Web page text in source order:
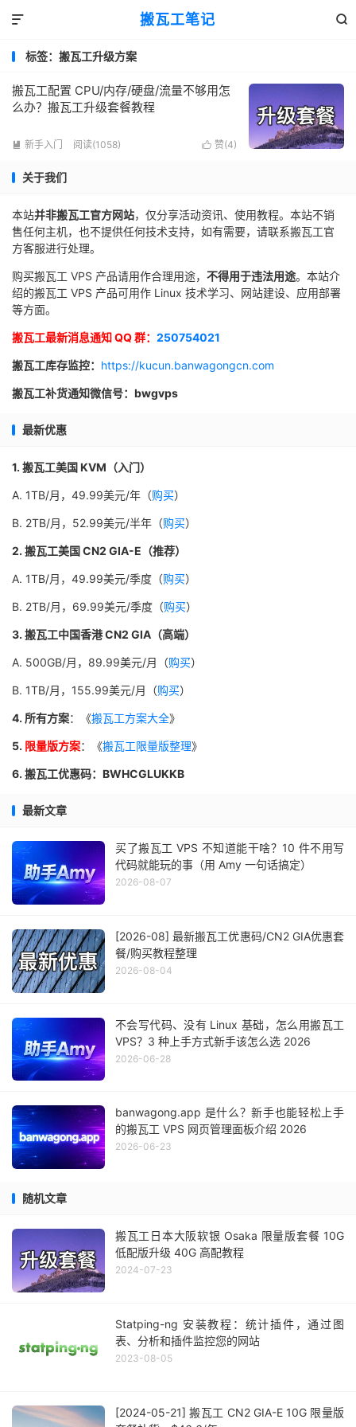
搬瓦工笔记 

标签：搬瓦工升级方案
搬瓦工配置 CPU/内存/硬盘/流量不够用怎
么办？搬瓦工升级套餐教程
 新手入门 阅读(1058)  赞(4)
关于我们
本站并非搬瓦工官方网站，仅分享活动资讯、使用教程。本站不销
售任何主机，也不提供任何技术支持，如有需要，请联系搬瓦工官
方客服进行处理。
购买搬瓦工 VPS 产品请用作合理用途， 不得用于违法用途。本站介
绍的搬瓦工 VPS 产品可用作 Linux 技术学习、网站建设、应用部署
等方面。
搬瓦工最新消息通知 QQ 群： 250754021
搬瓦工库存监控： https://kucun.banwagongcn.com
搬瓦工补货通知微信号：bwgvps
最新优惠
1. 搬瓦工美国 KVM（入门）
A. 1TB/月，49.99美元/年（购买）
B. 2TB/月，52.99美元/半年（购买）
2. 搬瓦工美国 CN2 GIA-E（推荐）
A. 1TB/月，49.99美元/季度（购买）
B. 2TB/月，69.99美元/季度（购买）
3. 搬瓦工中国香港 CN2 GIA（高端）
A. 500GB/月，89.99美元/月（购买）
B. 1TB/月，155.99美元/月（购买）
4. 所有方案：《搬瓦工方案大全》
5. 限量版方案：《搬瓦工限量版整理》
6. 搬瓦工优惠码：BWHCGLUKKB
最新文章
买了搬瓦工 VPS 不知道能干啥？10 件不用写
代码就能玩的事（用 Amy 一句话搞定）
2026-08-07
[2026-08] 最新搬瓦工优惠码/CN2 GIA优惠套
餐/购买教程整理
2026-08-04
不会写代码、没有 Linux 基础，怎么用搬瓦工
VPS？3 种上手方式新手该怎么选 2026
2026-06-28
banwagong.app 是什么？新手也能轻松上手
的搬瓦工 VPS 网页管理面板介绍 2026
2026-06-23
随机文章
搬瓦工日本大阪软银 Osaka 限量版套餐 10G
低配版升级 40G 高配教程
2024-07-23
Statping-ng 安装教程：统计插件，通过图
表、分析和插件监控您的网站
2023-08-05
[2024-05-21] 搬瓦工 CN2 GIA-E 10G 限量版